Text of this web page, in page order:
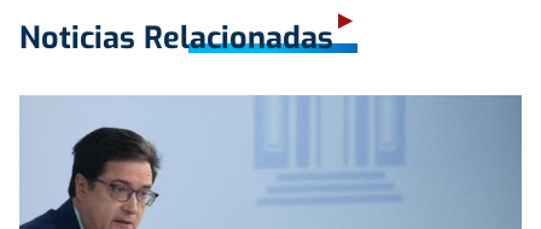
Noticias Relacionadas